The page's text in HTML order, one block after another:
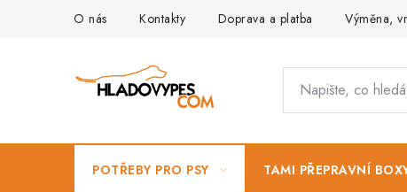
O nás Kontakty Doprava a platba Výměna,
POTŘEBY PRO PSY TAMI PŘEPRAVNÍ